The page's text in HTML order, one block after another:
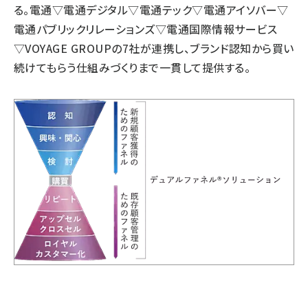
る。電通▽電通デジタル▽電通テック▽電通アイソバー▽
電通パブリックリレーションズ▽電通国際情報サービス
▽VOYAGE GROUPの7社が連携し、ブランド認知から買い
続けてもらう仕組みづくりまで一貫して提供する。